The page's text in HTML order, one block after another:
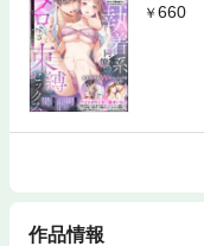
660
作品情報